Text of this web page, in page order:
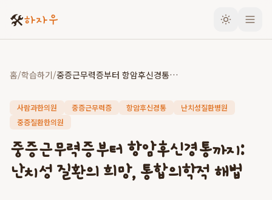
🛠️하자우
홈/학습하기/ 중증근무력증부터 항암후신경통까지: 난치성 질환의 희망, 통합의학적 해법
사람과한의원 중증근무력증 항암후신경통
난치성질환병원
중증질환한의원
중증근무력증부터 항암후신경통까지:
난치성 질환의 희망, 통합의학적 해법